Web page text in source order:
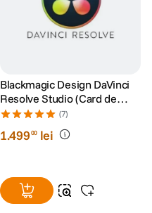
Blackmagic Design DaVinci
Resolve Studio (Card de
Activare)
(7)
1.49900 lei